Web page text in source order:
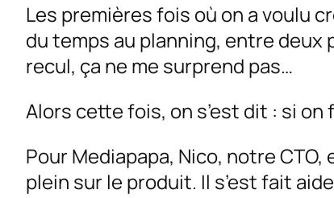
Les premières fois où on a voulu
du temps au planning, entre deux
recul, ça ne me surprend pas…
Alors cette fois, on s’est dit : si
Pour Mediapapa, Nico, notre
plein sur le produit. Il s’est fait